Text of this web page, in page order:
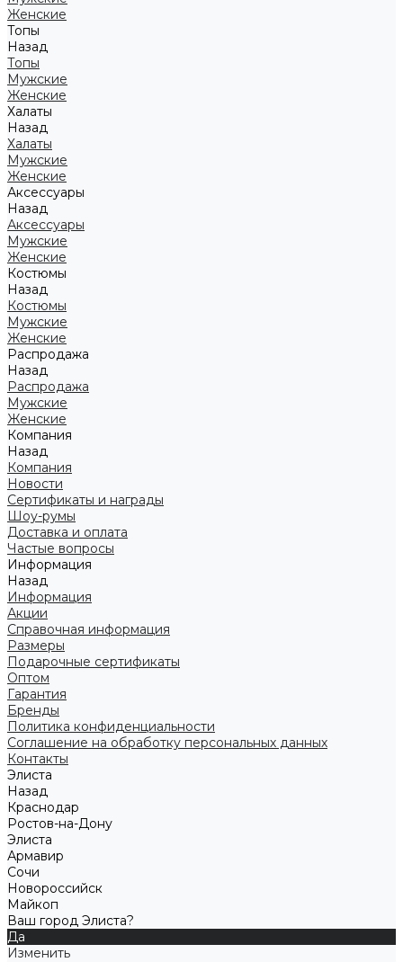
Женские
Топы
Назад
Топы
Мужские
Женские
Халаты
Назад
Халаты
Мужские
Женские
Аксессуары
Назад
Аксессуары
Мужские
Женские
Костюмы
Назад
Костюмы
Мужские
Женские
Распродажа
Назад
Распродажа
Мужские
Женские
Компания
Назад
Компания
Новости
Сертификаты и награды
Шоу-румы
Доставка и оплата
Частые вопросы
Информация
Назад
Информация
Акции
Справочная информация
Размеры
Подарочные сертификаты
Оптом
Гарантия
Бренды
Политика конфиденциальности
Соглашение на обработку персональных данных
Контакты
Элиста
Назад
Краснодар
Ростов-на-Дону
Элиста
Армавир
Сочи
Новороссийск
Майкоп
Ваш город Элиста?
Да
Изменить